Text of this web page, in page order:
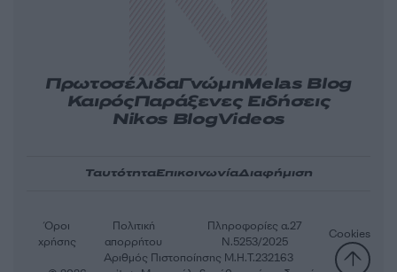
ΠρωτοσέλιδαΓνώμηMelas Blog
ΚαιρόςΠαράξενες Ειδήσεις
Nikos BlogVideos
ΤαυτότηταΕπικοινωνίαΔιαφήμιση
Αριθμός Πιστοποίησης Μ.Η.Τ.232163
Όροι
χρήσης
Πολιτική
απορρήτου
Πληροφορίες α.27
Ν.5253/2025
Cookies